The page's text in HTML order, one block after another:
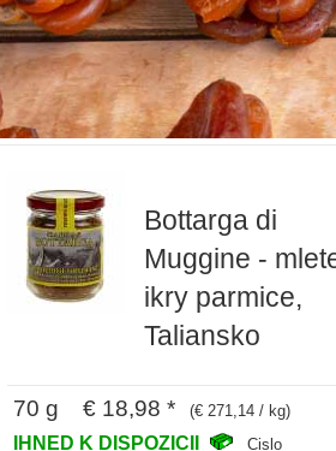
Bottarga di
Muggine -
ikry parmice,
Taliansko
70 g € 18,98 * (€ 271,14 / kg)
IHNED K DISPOZICII
Cislo